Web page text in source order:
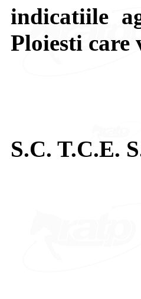
indicatiile
Ploiesti care
S.C. T.C.E.